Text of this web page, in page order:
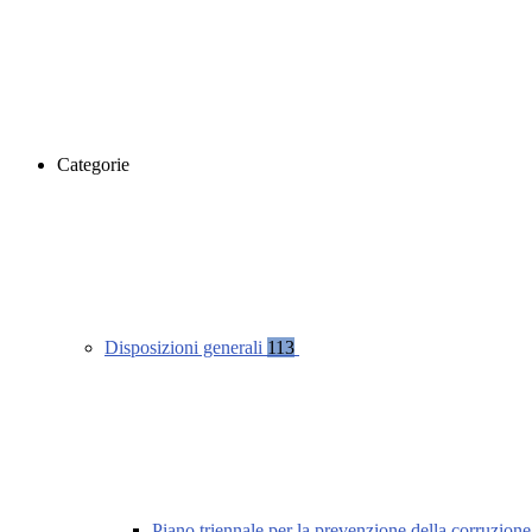
Categorie
Disposizioni generali 113